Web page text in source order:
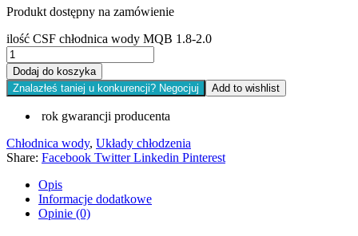
Produkt dostępny na zamówienie
ilość CSF chłodnica wody MQB 1.8-2.0
Dodaj do koszyka
Znalazłeś taniej u konkurencji? Negocjuj
Add to wishlist
rok gwarancji producenta
Chłodnica wody, Układy chłodzenia
Share: Facebook Twitter Linkedin Pinterest
Opis
Informacje dodatkowe
Opinie (0)